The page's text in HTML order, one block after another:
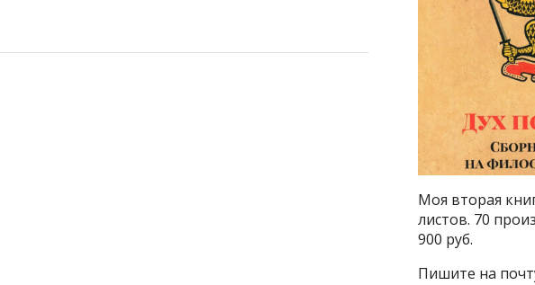
Моя вторая
листов. 70
900 руб.
Пишите на